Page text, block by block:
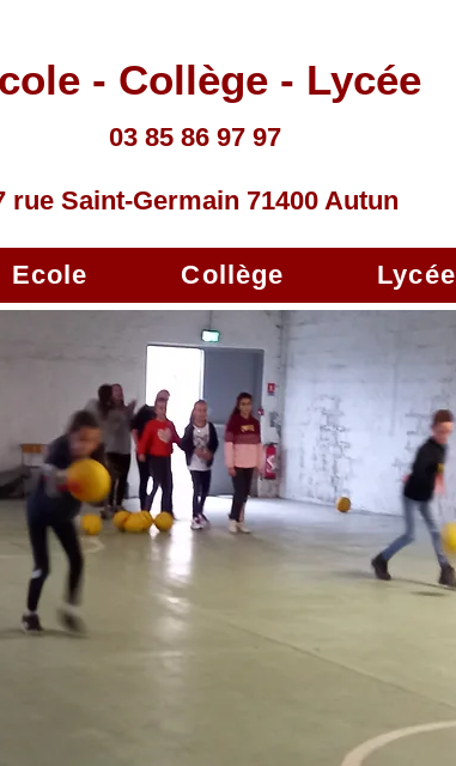
- Collège - Lycée
03 85 86 97 97
rue Saint-Germain 71400 Autun
Ecole Collège Lycée